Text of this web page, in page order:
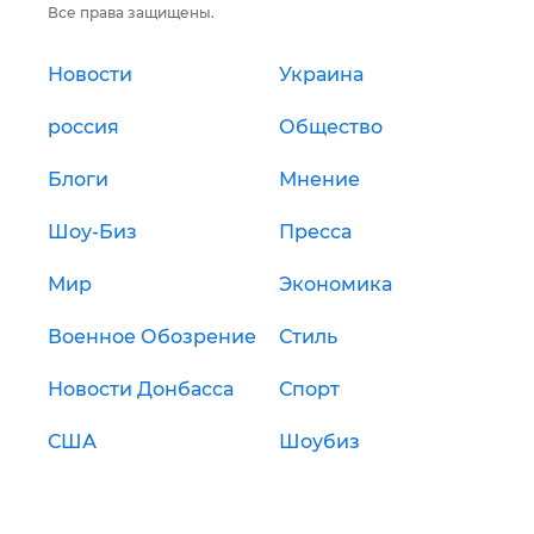
Все права защищены.
Новости Украина
россия Общество
Блоги Мнение
Шоу-Биз Пресса
Мир Экономика
Военное Обозрение Стиль
Новости Донбасса Спорт
США Шоубиз